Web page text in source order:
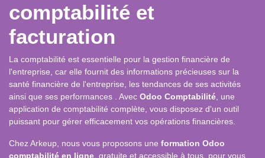
comptabilité et
facturation
La comptabilité est essentielle pour la gestion financière de
l'entreprise, car elle fournit des informations précieuses sur la
santé financière de l'entreprise, les tendances de ses activités
ainsi que ses performances . Avec Odoo Comptabilité , une
application de comptabilité complète, vous disposez d'un outil
puissant pour gérer efficacement vos opérations financières.
Chez Arkeup, nous vous proposons une formation Odoo
comptabilité en ligne , gratuite et accessible à tous, pour vous